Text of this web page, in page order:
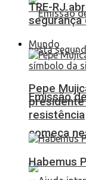
Emissão
começa
TRE-RJ
Mundo
Pepe
resistência
Habemus